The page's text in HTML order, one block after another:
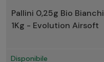
Pallini 0,25g Bio Bianchi
1Kg - Evolution Airsoft
Disponibile